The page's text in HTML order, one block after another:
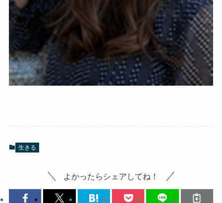
生きる
よかったらシェアしてね！